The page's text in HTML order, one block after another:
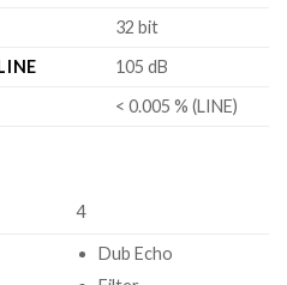
32 bit
105 dB
< 0.005 % (LINE)
4
Dub Echo